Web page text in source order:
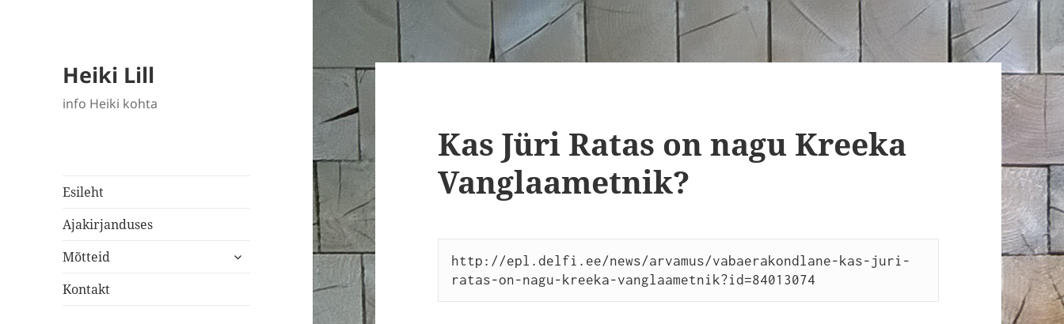
Heiki Lill
info Heiki kohta
Esileht
Ajakirjanduses
Mõtteid
laienda
Kontakt
Kas Jüri Ratas on nagu Kreeka
Vanglaametnik?
http://epl.delfi.ee/news/arvamus/vabaerakondlane-kas-juri-
ratas-on-nagu-kreeka-vanglaametnik?id=84013074